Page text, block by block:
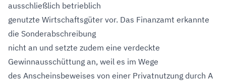
ausschließlich betrieblich
genutzte Wirtschaftsgüter vor. Das Finanzamt erkannte
die Sonderabschreibung
nicht an und setzte zudem eine verdeckte
Gewinnausschüttung an, weil es im Wege
des Anscheinsbeweises von einer Privatnutzung durch A